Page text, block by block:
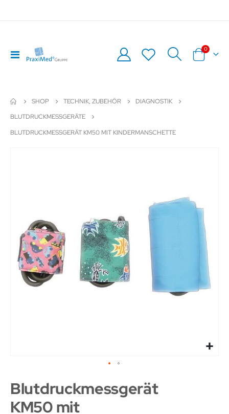
Navigation
umschalten
Warenkorb
0Artikel
SHOP TECHNIK, ZUBEHÖR
DIAGNOSTIK
BLUTDRUCKMESSGERÄTE
BLUTDRUCKMESSGERÄT KM50 MIT KINDERMANSCHETTE
Blutdruckmessgerät
KM50 mit